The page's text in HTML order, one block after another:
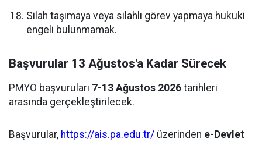
Silah taşımaya veya silahlı görev yapmaya hukuki
engeli bulunmamak.
Başvurular 13 Ağustos'a Kadar Sürecek
PMYO başvuruları 7-13 Ağustos 2026 tarihleri
arasında gerçekleştirilecek.
Başvurular, https://ais.pa.edu.tr/ üzerinden e-Devlet